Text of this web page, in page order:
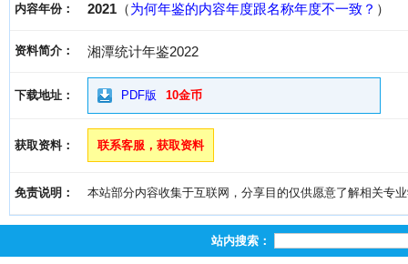
内容年份： 2021 （为何年鉴的内容年度跟名称年度不一致？ ）
资料简介： 湘潭统计年鉴2022
下载地址： PDF版 10金币
获取资料： 联系客服，获取资料
免责说明： 本站部分内容收集于互联网，分享目的仅供愿意了解相关专
站内搜索：